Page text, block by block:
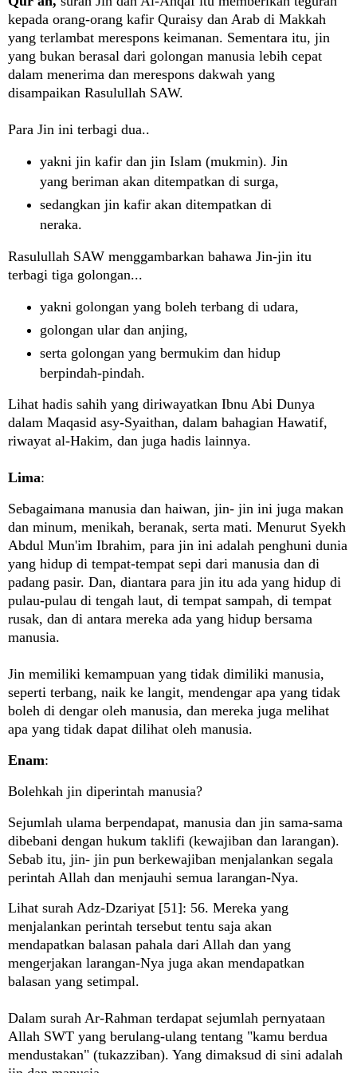
kepada orang-orang kafir Quraisy dan Arab di Makkah
yang terlambat merespons keimanan. Sementara itu, jin
yang bukan berasal dari golongan manusia lebih cepat
dalam menerima dan merespons dakwah yang
disampaikan Rasulullah SAW.
Para Jin ini terbagi dua..
yakni jin kafir dan jin Islam (mukmin). Jin
yang beriman akan ditempatkan di surga,
sedangkan jin kafir akan ditempatkan di
neraka.
Rasulullah SAW menggambarkan bahawa Jin-jin itu
terbagi tiga golongan...
yakni golongan yang boleh terbang di udara,
golongan ular dan anjing,
serta golongan yang bermukim dan hidup
berpindah-pindah.
Lihat hadis sahih yang diriwayatkan Ibnu Abi Dunya
dalam Maqasid asy-Syaithan, dalam bahagian Hawatif,
riwayat al-Hakim, dan juga hadis lainnya.
Lima:
Sebagaimana manusia dan haiwan, jin- jin ini juga makan
dan minum, menikah, beranak, serta mati. Menurut Syekh
Abdul Mun'im Ibrahim, para jin ini adalah penghuni dunia
yang hidup di tempat-tempat sepi dari manusia dan di
padang pasir. Dan, diantara para jin itu ada yang hidup di
pulau-pulau di tengah laut, di tempat sampah, di tempat
rusak, dan di antara mereka ada yang hidup bersama
manusia.
Jin memiliki kemampuan yang tidak dimiliki manusia,
seperti terbang, naik ke langit, mendengar apa yang tidak
boleh di dengar oleh manusia, dan mereka juga melihat
apa yang tidak dapat dilihat oleh manusia.
Enam:
Bolehkah jin diperintah manusia?
Sejumlah ulama berpendapat, manusia dan jin sama-sama
dibebani dengan hukum taklifi (kewajiban dan larangan).
Sebab itu, jin- jin pun berkewajiban menjalankan segala
perintah Allah dan menjauhi semua larangan-Nya.
Lihat surah Adz-Dzariyat [51]: 56. Mereka yang
menjalankan perintah tersebut tentu saja akan
mendapatkan balasan pahala dari Allah dan yang
mengerjakan larangan-Nya juga akan mendapatkan
balasan yang setimpal.
Dalam surah Ar-Rahman terdapat sejumlah pernyataan
Allah SWT yang berulang-ulang tentang "kamu berdua
mendustakan" (tukazziban). Yang dimaksud di sini adalah